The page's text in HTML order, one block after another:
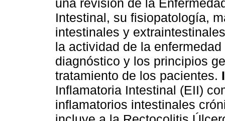
una revisión de la
Intestinal, su fisiopatología,
intestinales y
la actividad de la
diagnóstico y los principios
tratamiento de los pacientes.
Inflamatoria Intestinal (EII)
inflamatorios intestinales